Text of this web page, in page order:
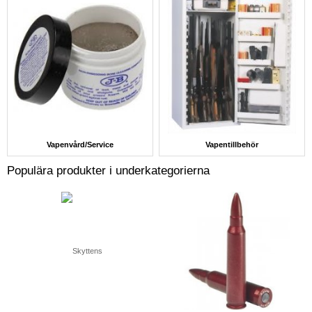
Vapenvård/Service Vapentillbehör
Populära produkter i underkategorierna